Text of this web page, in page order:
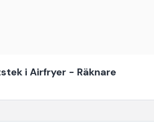
i Airfryer - Räknare